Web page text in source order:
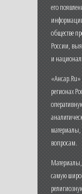
его
обществе
России,
и
регионах
вопросам.
самую